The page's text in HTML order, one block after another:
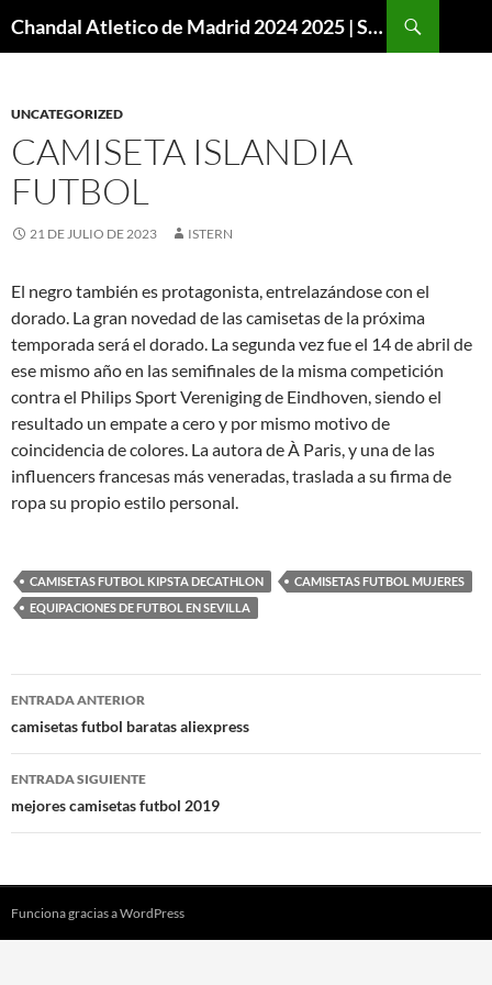
Chandal Atletico de Madrid 2024 2025 | SuperVigo
UNCATEGORIZED
CAMISETA ISLANDIA
FUTBOL
21 DE JULIO DE 2023 ISTERN
El negro también es protagonista, entrelazándose con el
dorado. La gran novedad de las camisetas de la próxima
temporada será el dorado. La segunda vez fue el 14 de abril de
ese mismo año en las semifinales de la misma competición
contra el Philips Sport Vereniging de Eindhoven, siendo el
resultado un empate a cero y por mismo motivo de
coincidencia de colores. La autora de À Paris, y una de las
influencers francesas más veneradas, traslada a su firma de
ropa su propio estilo personal.
CAMISETAS FUTBOL KIPSTA DECATHLON
CAMISETAS FUTBOL MUJERES
EQUIPACIONES DE FUTBOL EN SEVILLA
Navegación
de
entradas
ENTRADA ANTERIOR
camisetas futbol baratas aliexpress
ENTRADA SIGUIENTE
mejores camisetas futbol 2019
Funciona gracias a WordPress